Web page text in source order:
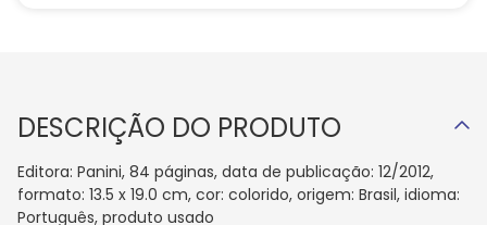
DESCRIÇÃO DO PRODUTO
Editora: Panini, 84 páginas, data de publicação: 12/2012,
formato: 13.5 x 19.0 cm, cor: colorido, origem: Brasil, idioma:
Português, produto usado